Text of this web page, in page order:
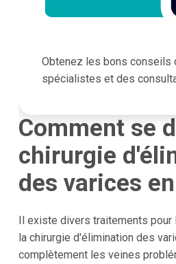
Obtenez les bons conseils
spécialistes et des
Comment se
chirurgie
des varices
Il existe divers traitements pour
la chirurgie d'élimination des
complètement les veines